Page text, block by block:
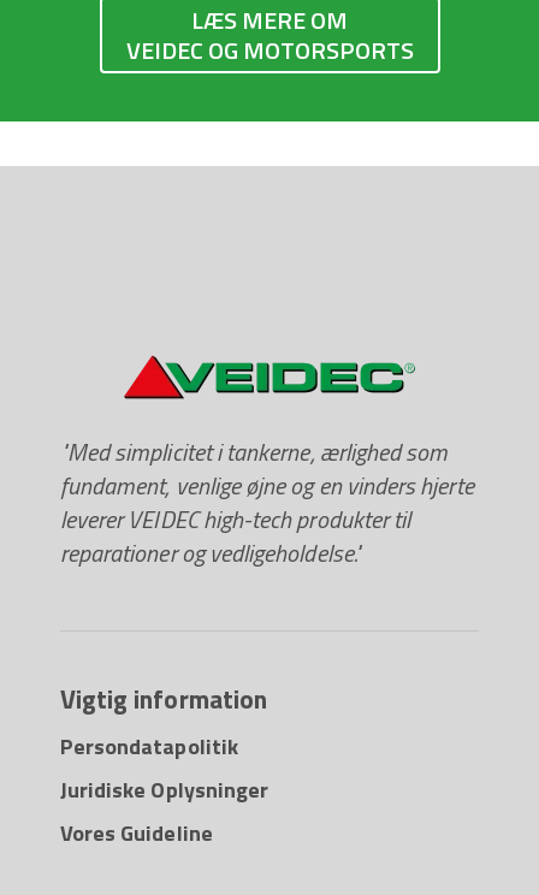
LÆS MERE OM
VEIDEC OG MOTORSPORTS
"Med simplicitet i tankerne, ærlighed som
fundament, venlige øjne og en vinders hjerte
leverer VEIDEC high-tech produkter til
reparationer og vedligeholdelse."
Vigtig information
Persondatapolitik
Juridiske Oplysninger
Vores Guideline